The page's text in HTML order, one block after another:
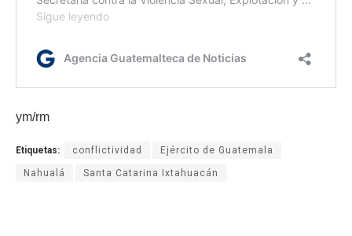
ym/rm
Etiquetas: conflictividad Ejército de Guatemala
Nahualá Santa Catarina Ixtahuacán